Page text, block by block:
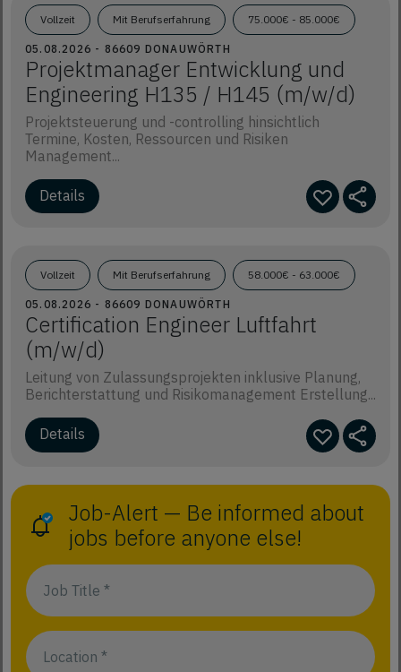
Vollzeit Mit Berufserfahrung 75.000€ - 85.000€
05.08.2026 - 86609 DONAUWÖRTH
Projektmanager Entwicklung und
Engineering H135 / H145 (m/w/d)
Projektsteuerung und -controlling hinsichtlich
Termine, Kosten, Ressourcen und Risiken
Management...
Details
Vollzeit Mit Berufserfahrung 58.000€ - 63.000€
05.08.2026 - 86609 DONAUWÖRTH
Certification Engineer Luftfahrt
(m/w/d)
Leitung von Zulassungsprojekten inklusive Planung,
Berichterstattung und Risikomanagement Erstellung...
Details
Job-Alert — Be informed about
jobs before anyone else!